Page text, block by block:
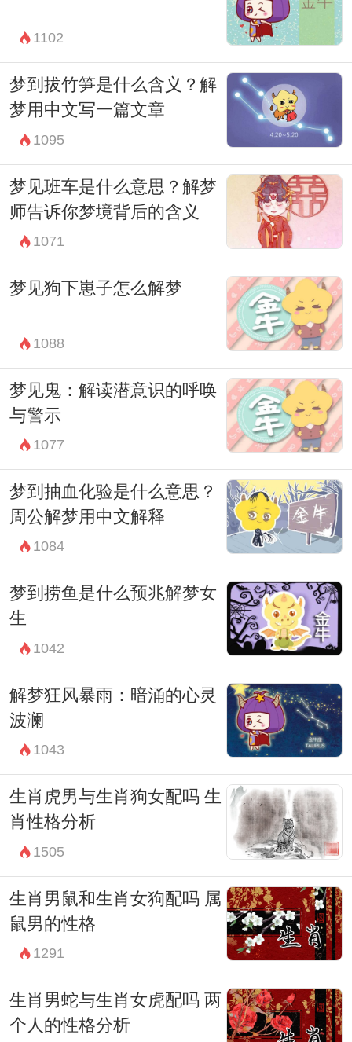
1102
梦到拔竹笋是什么含义？解
梦用中文写一篇文章
1095
梦见班车是什么意思？解梦
师告诉你梦境背后的含义
1071
梦见狗下崽子怎么解梦
1088
梦见鬼：解读潜意识的呼唤
与警示
1077
梦到抽血化验是什么意思？
周公解梦用中文解释
1084
梦到捞鱼是什么预兆解梦女
生
1042
解梦狂风暴雨：暗涌的心灵
波澜
1043
生肖虎男与生肖狗女配吗 生
肖性格分析
1505
生肖男鼠和生肖女狗配吗 属
鼠男的性格
1291
生肖男蛇与生肖女虎配吗 两
个人的性格分析